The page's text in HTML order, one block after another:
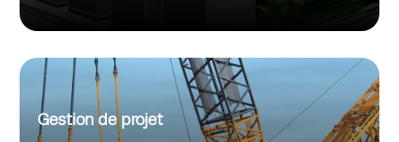
Gestion de projet